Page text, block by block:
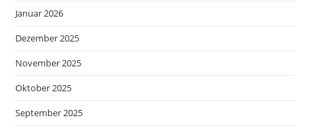
Januar 2026
Dezember 2025
November 2025
Oktober 2025
September 2025